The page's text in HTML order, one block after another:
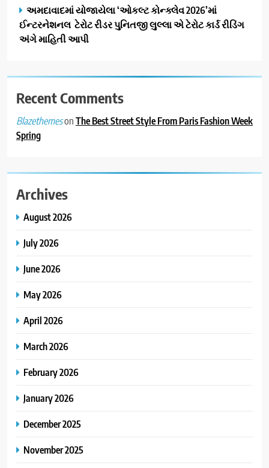
અમદાવાદમાં યોજાયેલા ‘ઓકલ્ટ કોન્ક્લેવ 2026’માં
ઈન્ટરનેશનલ ટેરોટ રીડર પુનિતજી લુલ્લા એ ટેરોટ કાર્ડ રીડિંગ
અંગે માહિતી આપી
Recent Comments
BlazethemesonThe Best Street Style From Paris Fashion Week
Spring
Archives
August 2026
July 2026
June 2026
May 2026
April 2026
March 2026
February 2026
January 2026
December 2025
November 2025